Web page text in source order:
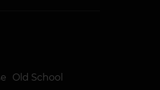
Old School